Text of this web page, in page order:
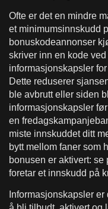
Ofte er det en mindre
et minimumsinnskudd
bonuskodeannonser
skriver inn en kode
informasjonskapsler
Dette reduserer
ble avbrutt eller siden
informasjonskapsler
en
miste innskuddet ditt
bytt mellom faner som
bonusen er aktivert:
foretar et innskudd på
Informasjonskapsler